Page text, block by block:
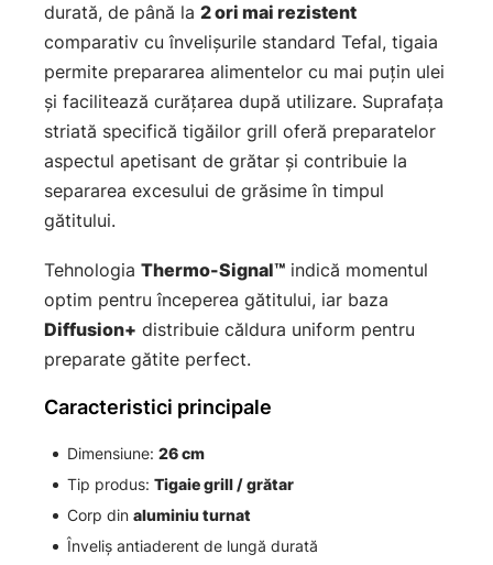
durată, de până la 2 ori mai rezistent
comparativ cu învelișurile standard Tefal, tigaia
permite prepararea alimentelor cu mai puțin ulei
și facilitează curățarea după utilizare. Suprafața
striată specifică tigăilor grill oferă preparatelor
aspectul apetisant de grătar și contribuie la
separarea excesului de grăsime în timpul
gătitului.
Tehnologia Thermo-Signal™ indică momentul
optim pentru începerea gătitului, iar baza
Diffusion+ distribuie căldura uniform pentru
preparate gătite perfect.
Caracteristici principale
Dimensiune: 26 cm
Tip produs: Tigaie grill / grătar
Corp din aluminiu turnat
Înveliș antiaderent de lungă durată